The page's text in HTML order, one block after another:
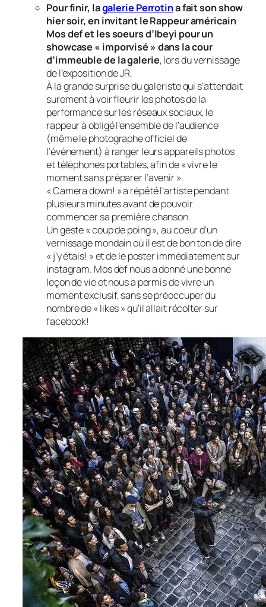
Pour finir, lagalerie Perrotina fait son show
hier soir, en invitant le Rappeur américain
Mos def et les soeurs d’Ibeyi pour un
showcase « imporvisé » dans la cour
d’immeuble de la galerie, lors du vernissage
de l’exposition de JR.
À la grande surprise du galeriste qui s’attendait
surement à voir fleurir les photos de la
performance sur les réseaux sociaux, le
rappeur à obligé l’ensemble de l’audience
(même le photographe officiel de
l’événement) à ranger leurs appareils photos
et téléphones portables, afin de « vivre le
moment sans préparer l’avenir ».
« Camera down! » a répété l’artiste pendant
plusieurs minutes avant de pouvoir
commencer sa première chanson.
Un geste « coup de poing », au coeur d’un
vernissage mondain où il est de bon ton de dire
« j’y étais! » et de le poster immédiatement sur
instagram. Mos def nous a donné une bonne
leçon de vie et nous a permis de vivre un
moment exclusif, sans se préoccuper du
nombre de « likes » qu’il allait récolter sur
facebook!